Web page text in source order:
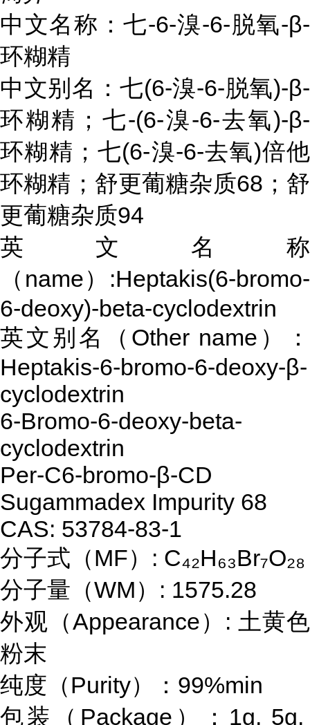
中文名称：七-6-溴-6-脱氧-β-
环糊精
中文别名：七(6-溴-6-脱氧)-β-
环糊精；七-(6-溴-6-去氧)-β-
环糊精；七(6-溴-6-去氧)倍他
环糊精；舒更葡糖杂质68；舒
更葡糖杂质94
英文名称
（name）:Heptakis(6-bromo-
6-deoxy)-beta-cyclodextrin
英文别名（Other name）：
Heptakis-6-bromo-6-deoxy-β-
cyclodextrin
6-Bromo-6-deoxy-beta-
cyclodextrin
Per-C6-bromo-β-CD
Sugammadex Impurity 68
CAS: 53784-83-1
分子式（MF）: C₄₂H₆₃Br₇O₂₈
分子量（WM）: 1575.28
外观（Appearance）: 土黄色
粉末
纯度（Purity）：99%min
包装（Package）：1g, 5g,